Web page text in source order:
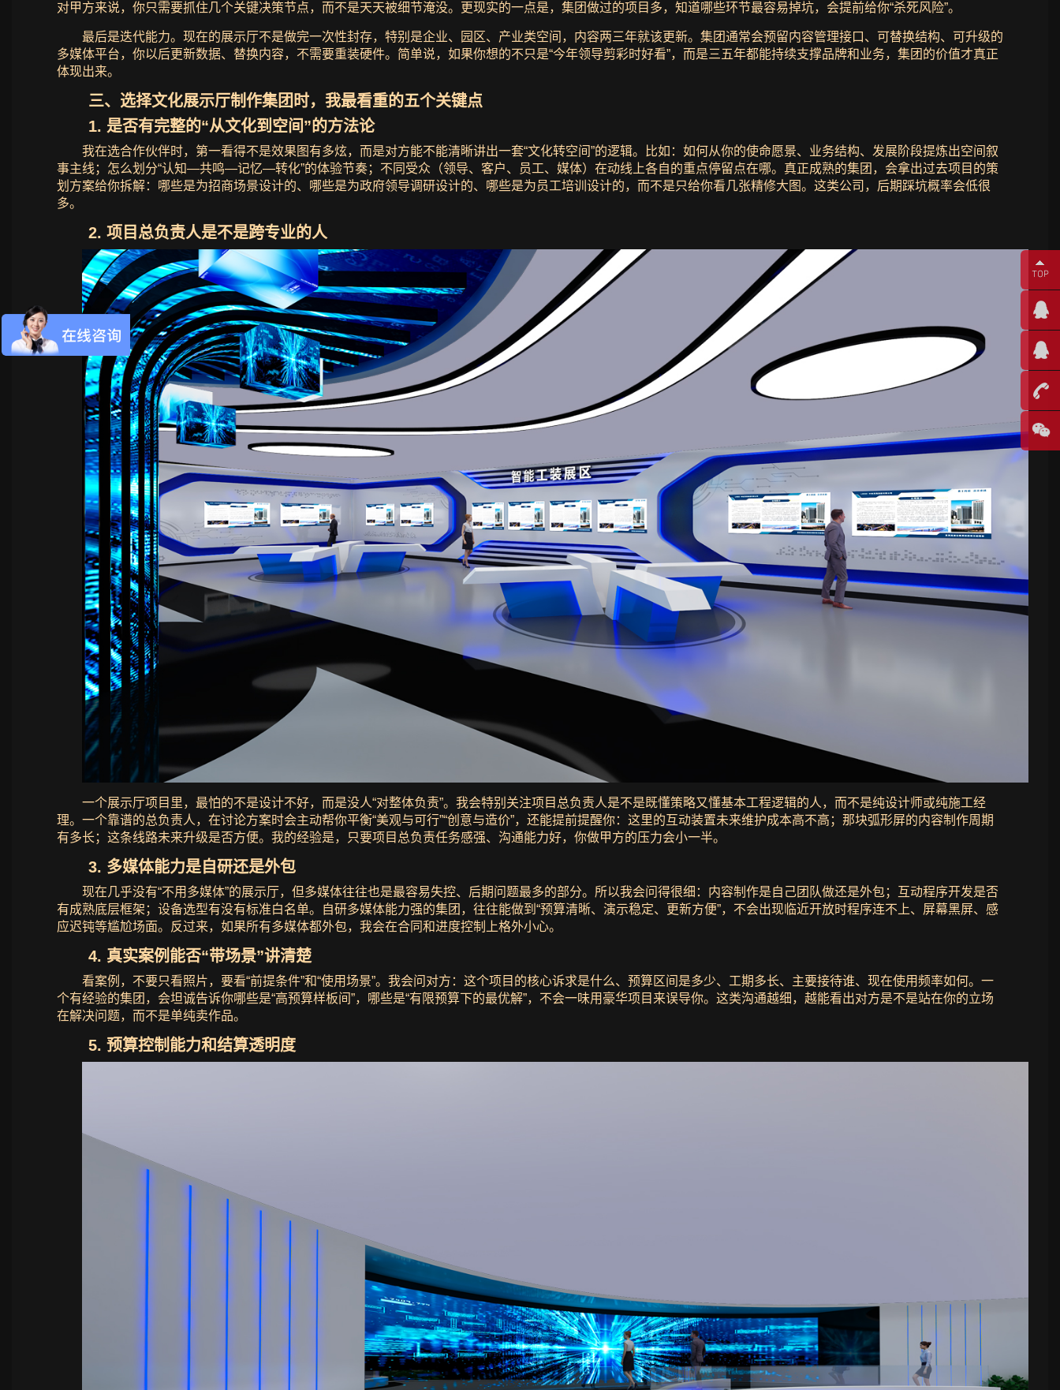
对甲方来说，你只需要抓住几个关键决策节点，而不是天天被细节淹没。更现实的一点是，集团做过的项目多，知道哪些环节最容易掉坑，会提前给你“杀死风险”。
最后是迭代能力。现在的展示厅不是做完一次性封存，特别是企业、园区、产业类空间，内容两三年就该更新。集团通常会预留内容管理接口、可替换结构、可升级的
多媒体平台，你以后更新数据、替换内容，不需要重装硬件。简单说，如果你想的不只是“今年领导剪彩时好看”，而是三五年都能持续支撑品牌和业务，集团的价值才真正
体现出来。
三、选择文化展示厅制作集团时，我最看重的五个关键点
1. 是否有完整的“从文化到空间”的方法论
我在选合作伙伴时，第一看得不是效果图有多炫，而是对方能不能清晰讲出一套“文化转空间”的逻辑。比如：如何从你的使命愿景、业务结构、发展阶段提炼出空间叙
事主线；怎么划分“认知—共鸣—记忆—转化”的体验节奏；不同受众（领导、客户、员工、媒体）在动线上各自的重点停留点在哪。真正成熟的集团，会拿出过去项目的策
划方案给你拆解：哪些是为招商场景设计的、哪些是为政府领导调研设计的、哪些是为员工培训设计的，而不是只给你看几张精修大图。这类公司，后期踩坑概率会低很
多。
2. 项目总负责人是不是跨专业的人
一个展示厅项目里，最怕的不是设计不好，而是没人“对整体负责”。我会特别关注项目总负责人是不是既懂策略又懂基本工程逻辑的人，而不是纯设计师或纯施工经
理。一个靠谱的总负责人，在讨论方案时会主动帮你平衡“美观与可行”“创意与造价”，还能提前提醒你：这里的互动装置未来维护成本高不高；那块弧形屏的内容制作周期
有多长；这条线路未来升级是否方便。我的经验是，只要项目总负责任务感强、沟通能力好，你做甲方的压力会小一半。
3. 多媒体能力是自研还是外包
现在几乎没有“不用多媒体”的展示厅，但多媒体往往也是最容易失控、后期问题最多的部分。所以我会问得很细：内容制作是自己团队做还是外包；互动程序开发是否
有成熟底层框架；设备选型有没有标准白名单。自研多媒体能力强的集团，往往能做到“预算清晰、演示稳定、更新方便”，不会出现临近开放时程序连不上、屏幕黑屏、感
应迟钝等尴尬场面。反过来，如果所有多媒体都外包，我会在合同和进度控制上格外小心。
4. 真实案例能否“带场景”讲清楚
看案例，不要只看照片，要看“前提条件”和“使用场景”。我会问对方：这个项目的核心诉求是什么、预算区间是多少、工期多长、主要接待谁、现在使用频率如何。一
个有经验的集团，会坦诚告诉你哪些是“高预算样板间”，哪些是“有限预算下的最优解”，不会一味用豪华项目来误导你。这类沟通越细，越能看出对方是不是站在你的立场
在解决问题，而不是单纯卖作品。
5. 预算控制能力和结算透明度